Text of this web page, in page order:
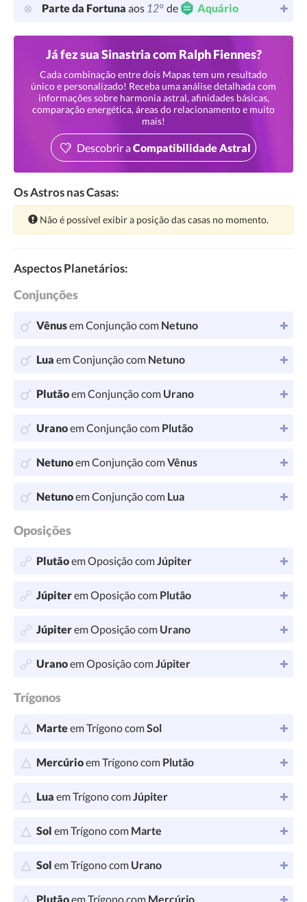
Parte da Fortuna aos 12° de Aquário
Já fez sua Sinastria com Ralph Fiennes?
Cada combinação entre dois Mapas tem um resultado
único e personalizado! Receba uma análise detalhada com
informações sobre harmonia astral, afinidades básicas,
comparação energética, áreas do relacionamento e muito
mais!
Descobrir aCompatibilidade Astral
Os Astros nas Casas:
Atenção:
Não é possível exibir a posição das casas no momento.
Aspectos Planetários:
Conjunções
Vênusem Conjunção com Netuno
Lua em Conjunção com Netuno
Plutãoem Conjunção com Urano
Uranoem Conjunção com Plutão
Netunoem Conjunção comVênus
Netunoem Conjunção com Lua
Oposições
Plutãoem Oposição comJúpiter
Júpiterem Oposição com Plutão
Júpiterem Oposição com Urano
Uranoem Oposição comJúpiter
Trígonos
Marteem Trígono comSol
Mercúrioem Trígono com Plutão
Lua em Trígono comJúpiter
Sol em Trígono com Marte
Sol em Trígono com Urano
Plutãoem Trígono com Mercúrio